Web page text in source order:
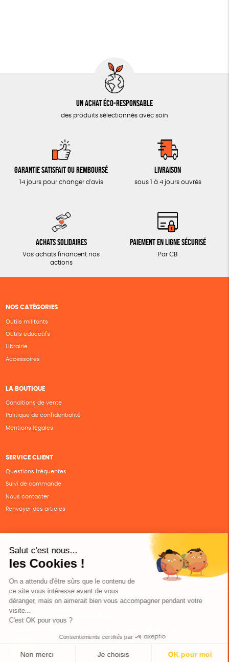
Un achat éco-responsable
des produits sélectionnés avec soin
Garantie satisfait ou remboursé
14 jours pour changer d'avis
Livraison
sous 1 à 4 jours ouvrés
Achats solidaires
Vos achats financent nos
actions
Paiement en ligne sécurisé
Par CB
NOS CATÉGORIES
Outils militants
Outils éducatifs
Librairie
Accessoires
LA BOUTIQUE
Conditions de vente
Politique de confidentialité
Mentions légales
SERVICE CLIENT
Questions fréquentes
Suivi de commande
Nous contacter
Renvoyer des articles